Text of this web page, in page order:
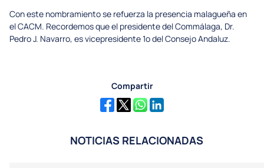
Con este nombramiento se refuerza la presencia malagueña en
el CACM. Recordemos que el presidente del Commálaga, Dr.
Pedro J. Navarro, es vicepresidente 1º del Consejo Andaluz.
Compartir
NOTICIAS RELACIONADAS